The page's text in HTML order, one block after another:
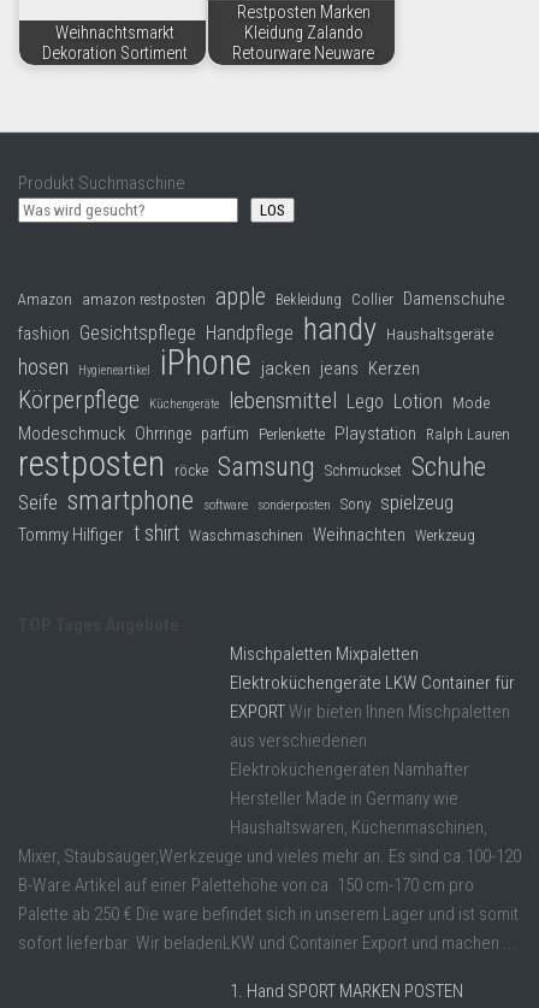
Weihnachtsmarkt
Dekoration Sortiment
Restposten Marken
Kleidung Zalando
Retourware Neuware
Produkt Suchmaschine
LOS
Amazon amazon restposten apple Bekleidung Collier Damenschuhe
fashion Gesichtspflege Handpflege handy Haushaltsgeräte
hosen Hygieneartikel iPhone jacken jeans Kerzen
Körperpflege Küchengeräte lebensmittel Lego Lotion Mode
Modeschmuck Ohrringe parfüm Perlenkette Playstation Ralph Lauren
restposten röcke Samsung Schmuckset Schuhe
Seife smartphone software sonderposten Sony spielzeug
Tommy Hilfiger t shirt Waschmaschinen Weihnachten Werkzeug
Mischpaletten Mixpaletten
Elektroküchengeräte LKW Container für
EXPORTWir bieten Ihnen Mischpaletten
aus verschiedenen
Elektroküchengeräten Namhafter
Hersteller Made in Germany wie
Haushaltswaren, Küchenmaschinen,
Mixer, Staubsauger,Werkzeuge und vieles mehr an. Es sind ca.100-120
B-Ware Artikel auf einer Palettehöhe von ca. 150 cm-170 cm pro
Palette ab 250 € Die ware befindet sich in unserem Lager und ist somit
sofort lieferbar. Wir beladenLKW und Container Export und machen ...
1. Hand SPORT MARKEN POSTEN